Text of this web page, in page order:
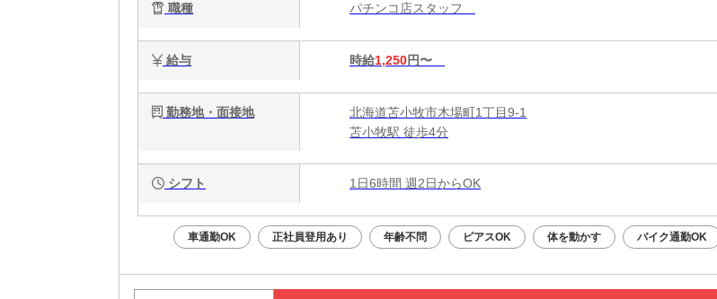
職種 パチンコ店スタッフ
給与 時給1,250円〜
勤務地・面接地
北海道苫小牧市木場町1丁目9-1
苫小牧駅 徒歩4分
シフト 1日6時間 週2日からOK
車通勤OK 正社員登用あり 年齢不問 ピアスOK 体を動かす バイク通勤OK